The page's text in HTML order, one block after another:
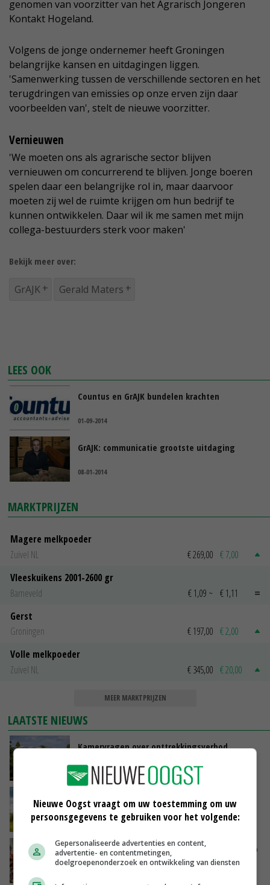
genomen van voorzitter van het Agrarisch Jongeren
Kontakt Hogeland.
Volgens de jonge ondernemer heeft Groningen
belangrijke kansen en uitdagingen liggen.
'Samenwerking tussen de verschillende sectoren en het
terugdringen van emissies op onze erven zijn daar
voorbeelden van', stelt de nieuwe voorzitter.
Vernieuwen
'We moeten ons als agrarische sector blijven
vernieuwen om concurrerend te blijven. Jonge boeren
spelen daar een belangrijke rol in, maar daarvoor
moeten zij wel de ruimte krijgen om hun bedrijf te
kunnen ontwikkelen. Daar wil ik me samen met mijn
collega-bestuurders sterk voor maken'
Bekijk meer over:
GrAJK Gerald Maters
LEES OOK
Countus en GrAJK bundelen krachten
01-09-2014
GrAJK: communicatie grootste uitdaging
08-01-2014
MARKTPRIJZEN
Magere melkpoeder
Zuivel NL
€ 269,00 € 7,00
Vleeskuikens 2001-2600 gr
Barneveld
€ 1,09 ~ € 1,11
Gerst
Groningen
€ 197,00 € 2,00
Volle melkpoeder
Zuivel NL
€ 345,00 € 20,00
MEER MARKTPRIJZEN
LAATSTE NIEUWS
Kamervragen over onttrekkingsverbod,
GISTEREN, 16:27
‘Rendement van Krullvarkens komt van de
overkant’
GISTEREN, 15:30
Oorlogen en El Niño stuwen voedselprijzen op
Nieuwe Oogst vraagt om uw toestemming om uw
persoonsgegevens te gebruiken voor het volgende:
Gepersonaliseerde advertenties en content,
advertentie- en contentmetingen,
doelgroepenonderzoek en ontwikkeling van diensten